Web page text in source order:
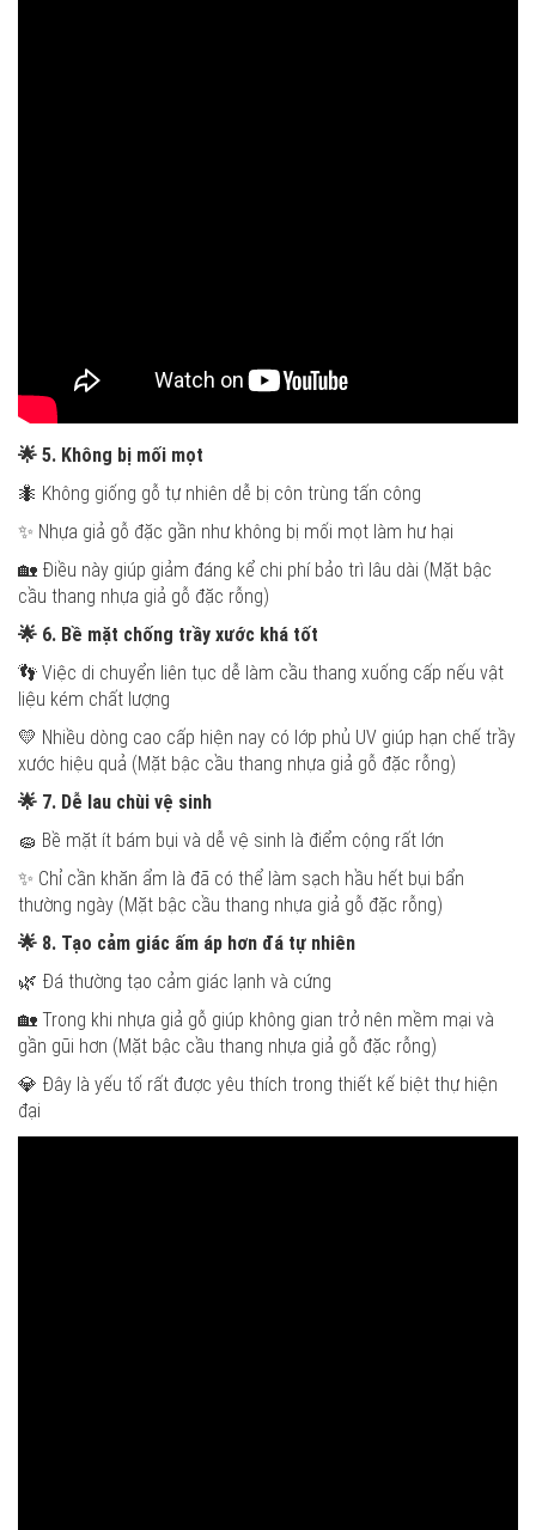
🌟 5. Không bị mối mọt
🐜 Không giống gỗ tự nhiên dễ bị côn trùng tấn công
✨ Nhựa giả gỗ đặc gần như không bị mối mọt làm hư hại
🏡 Điều này giúp giảm đáng kể chi phí bảo trì lâu dài (Mặt bậc
cầu thang nhựa giả gỗ đặc rỗng)
🌟 6. Bề mặt chống trầy xước khá tốt
👣 Việc di chuyển liên tục dễ làm cầu thang xuống cấp nếu vật
liệu kém chất lượng
💛 Nhiều dòng cao cấp hiện nay có lớp phủ UV giúp hạn chế trầy
xước hiệu quả (Mặt bậc cầu thang nhựa giả gỗ đặc rỗng)
🌟 7. Dễ lau chùi vệ sinh
🧽 Bề mặt ít bám bụi và dễ vệ sinh là điểm cộng rất lớn
✨ Chỉ cần khăn ẩm là đã có thể làm sạch hầu hết bụi bẩn
thường ngày (Mặt bậc cầu thang nhựa giả gỗ đặc rỗng)
🌟 8. Tạo cảm giác ấm áp hơn đá tự nhiên
🌿 Đá thường tạo cảm giác lạnh và cứng
🏡 Trong khi nhựa giả gỗ giúp không gian trở nên mềm mại và
gần gũi hơn (Mặt bậc cầu thang nhựa giả gỗ đặc rỗng)
💎 Đây là yếu tố rất được yêu thích trong thiết kế biệt thự hiện
đại